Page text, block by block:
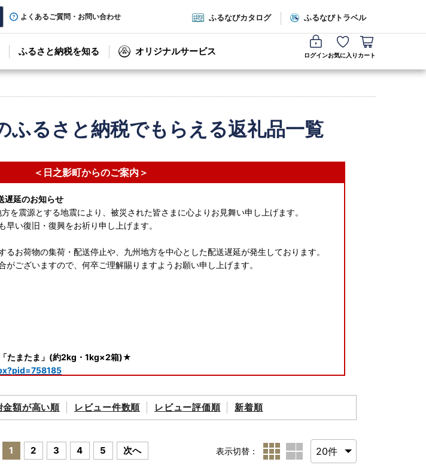
よくあるご質問・お問い合わせ ふるなびカタログ ふるなびトラベル
ふるさと納税を知る オリジナルサービス ログインお気に入り カート
ふるさと納税でもらえる返礼品一覧
＜日之影町からのご案内＞
遅延のお知らせ
を震源とする地震により、被災された皆さまに心よりお見舞い申し上げます。
い復旧・復興をお祈り申し上げます。
お荷物の集荷・配送停止や、九州地方を中心とした配送遅延が発生しております。
ございますので、何卒ご理解賜りますようお願い申し上げます。
たまたま」(約2kg・1kg×2箱)★
した★
金額が高い順 レビュー件数順 レビュー評価順 新着順
1 2 3 4 5 次へ 表示切替：